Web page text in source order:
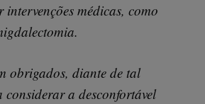
médicas, como
obrigados, diante de tal
considerar a desconfortável